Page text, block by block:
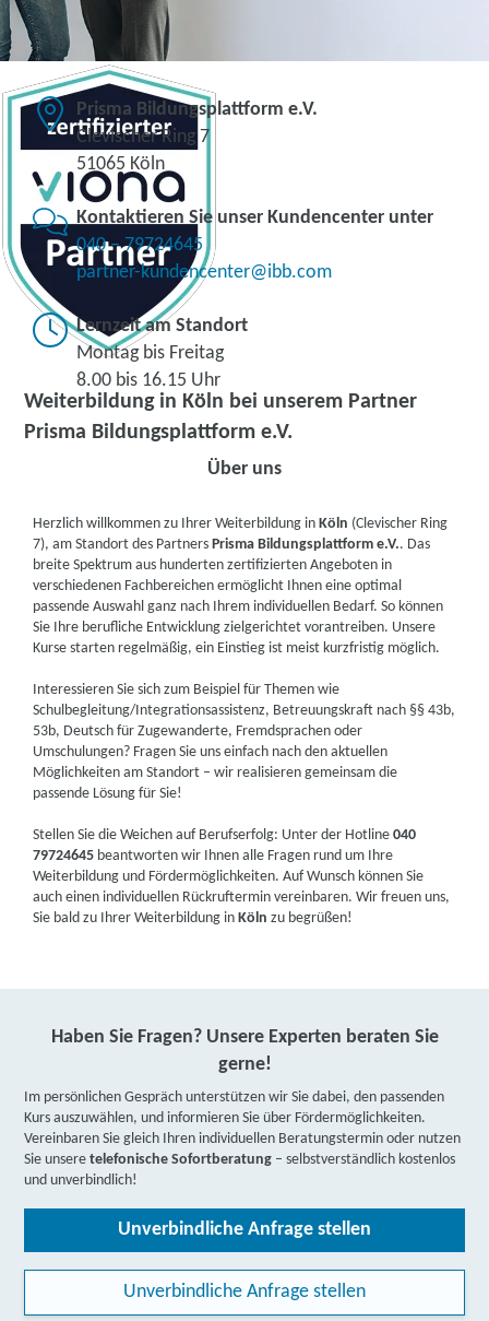
Weiterbildung in Köln bei unserem Partner
Prisma Bildungsplattform e.V.
Prisma Bildungsplattform e.V.
Clevischer Ring 7
51065 Köln
Kontaktieren Sie unser Kundencenter unter
040 – 79724645
partner-kundencenter@ibb.com
Lernzeit am Standort
Montag bis Freitag
8.00 bis 16.15 Uhr
Über uns
Herzlich willkommen zu Ihrer Weiterbildung inKöln (Clevischer Ring
7), am Standort des PartnersPrisma Bildungsplattform e.V.. Das
breite Spektrum aus hunderten zertifizierten Angeboten in
verschiedenen Fachbereichen ermöglicht Ihnen eine optimal
passende Auswahl ganz nach Ihrem individuellen Bedarf. So können
Sie Ihre berufliche Entwicklung zielgerichtet vorantreiben. Unsere
Kurse starten regelmäßig, ein Einstieg ist meist kurzfristig möglich.
Interessieren Sie sich zum Beispiel für Themen wie
Schulbegleitung/Integrationsassistenz, Betreuungskraft nach §§ 43b,
53b, Deutsch für Zugewanderte, Fremdsprachen oder
Umschulungen? Fragen Sie uns einfach nach den aktuellen
Möglichkeiten am Standort – wir realisieren gemeinsam die
passende Lösung für Sie!
Stellen Sie die Weichen auf Berufserfolg: Unter der Hotline040
79724645 beantworten wir Ihnen alle Fragen rund um Ihre
Weiterbildung und Fördermöglichkeiten. Auf Wunsch können Sie
auch einen individuellen Rückruftermin vereinbaren. Wir freuen uns,
Sie bald zu Ihrer Weiterbildung inKöln zu begrüßen!
Haben Sie Fragen? Unsere Experten beraten Sie
gerne!
Im persönlichen Gespräch unterstützen wir Sie dabei, den passenden
Kurs auszuwählen, und informieren Sie über Fördermöglichkeiten.
Vereinbaren Sie gleich Ihren individuellen Beratungstermin oder nutzen
Sie unseretelefonische Sofortberatung – selbstverständlich kostenlos
und unverbindlich!
Unverbindliche Anfrage stellen
Unverbindliche Anfrage stellen